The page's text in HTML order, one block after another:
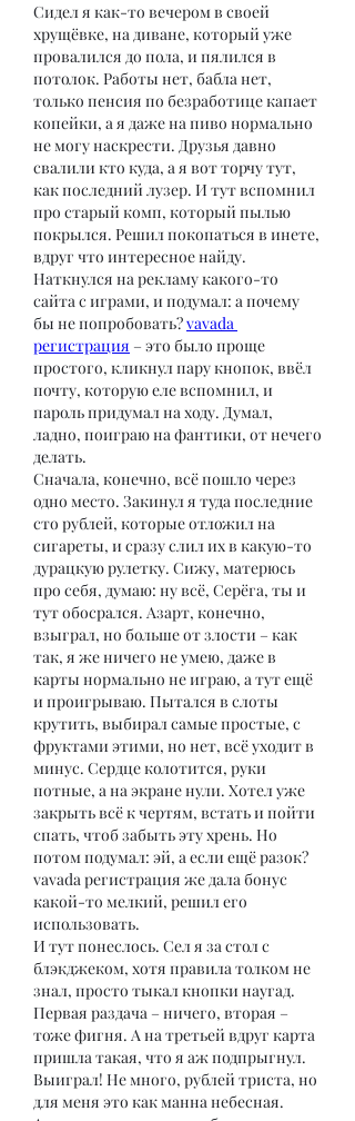
Сидел я как-то вечером в своей
хрущёвке, на диване, который уже
провалился до пола, и пялился в
потолок. Работы нет, бабла нет,
только пенсия по безработице капает
копейки, а я даже на пиво нормально
не могу наскрести. Друзья давно
свалили кто куда, а я вот торчу тут,
как последний лузер. И тут вспомнил
про старый комп, который пылью
покрылся. Решил покопаться в инете,
вдруг что интересное найду.
Наткнулся на рекламу какого-то
сайта с играми, и подумал: а почему
бы не попробовать? vavada
регистрация – это было проще
простого, кликнул пару кнопок, ввёл
почту, которую еле вспомнил, и
пароль придумал на ходу. Думал,
ладно, поиграю на фантики, от нечего
делать.
Сначала, конечно, всё пошло через
одно место. Закинул я туда последние
сто рублей, которые отложил на
сигареты, и сразу слил их в какую-то
дурацкую рулетку. Сижу, матерюсь
про себя, думаю: ну всё, Серёга, ты и
тут обосрался. Азарт, конечно,
взыграл, но больше от злости – как
так, я же ничего не умею, даже в
карты нормально не играю, а тут ещё
и проигрываю. Пытался в слоты
крутить, выбирал самые простые, с
фруктами этими, но нет, всё уходит в
минус. Сердце колотится, руки
потные, а на экране нули. Хотел уже
закрыть всё к чертям, встать и пойти
спать, чтоб забыть эту хрень. Но
потом подумал: эй, а если ещё разок?
vavada регистрация же дала бонус
какой-то мелкий, решил его
использовать.
И тут понеслось. Сел я за стол с
блэкджеком, хотя правила толком не
знал, просто тыкал кнопки наугад.
Первая раздача – ничего, вторая –
тоже фигня. А на третьей вдруг карта
пришла такая, что я аж подпрыгнул.
Выиграл! Не много, рублей триста, но
для меня это как манна небесная.